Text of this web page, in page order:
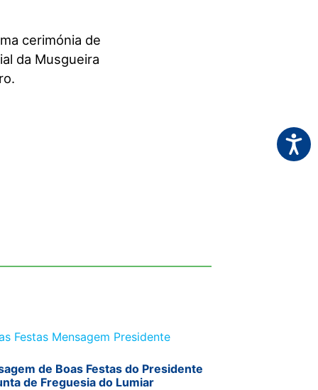
cerimónia de
da Musgueira
de Boas Festas do Presidente
de Freguesia do Lumiar